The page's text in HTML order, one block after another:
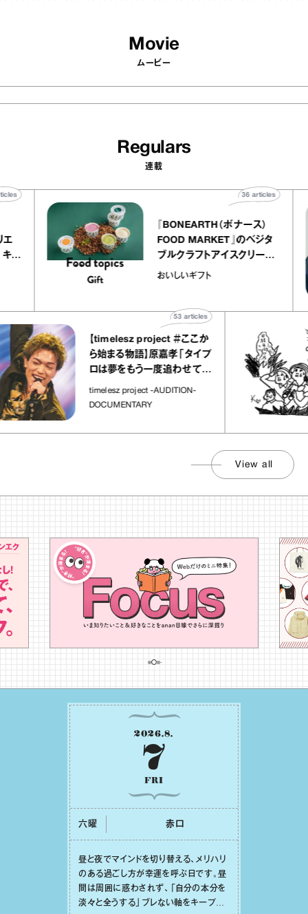
Movie
ムービー
Regulars
連載
リー アトリエ
ルクレープ キャ
『BONEARTH（ボナース
FOOD MARKET』のベ
ブルクラフトアイスクリ
｜真野知子の「おいし
おいしいギフト
【timelesz project ＃ここか
ら始まる物語】原嘉孝「タイプ
ロは夢をもう一度追わせてく
れた場所」
timelesz project -AUDITION-
DOCUMENTARY
View all
2026.8.
7
FRI
六曜 ⾚⼝
昼と夜でマインドを切り替える、メリハリ
のある過ごし⽅が幸運を呼ぶ⽇です。昼
間は周囲に惑わされず、「⾃分の本分を
淡々と全うする」ブレない軸をキープし